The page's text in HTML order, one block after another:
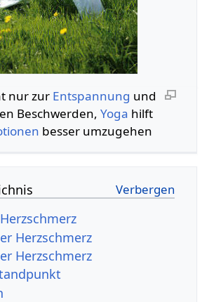
nur zur Entspannung und
Beschwerden, Yoga hilft
besser umzugehen
Herzschmerz
Herzschmerz